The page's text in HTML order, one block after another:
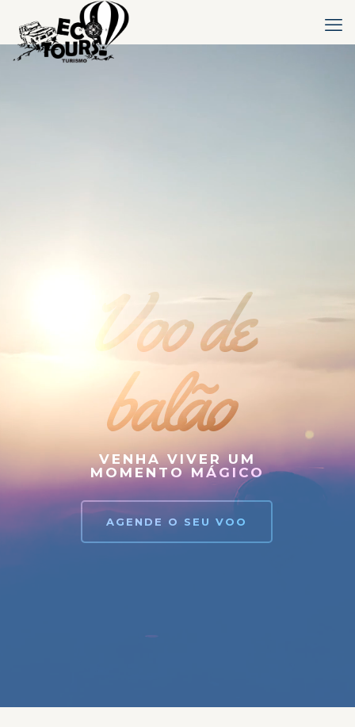
Voo de
balão
VENHA VIVER UM
MOMENTO MÁGICO
AGENDE O SEU VOO